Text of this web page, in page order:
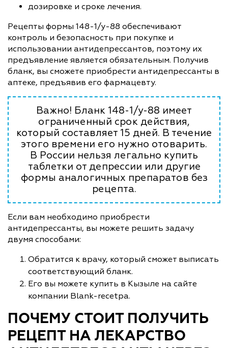
дозировке и сроке лечения.
Рецепты формы 148-1/у-88 обеспечивают
контроль и безопасность при покупке и
использовании антидепрессантов, поэтому их
предъявление является обязательным. Получив
бланк, вы сможете приобрести антидепрессанты в
аптеке, предъявив его фармацевту.
Важно! Бланк 148-1/у-88 имеет
ограниченный срок действия,
который составляет 15 дней. В течение
этого времени его нужно отоварить.
В России нельзя легально купить
таблетки от депрессии или другие
формы аналогичных препаратов без
рецепта.
Если вам необходимо приобрести
антидепрессанты, вы можете решить задачу
двумя способами:
Обратится к врачу, который сможет выписать
соответствующий бланк.
Его вы можете купить в Кызыле на сайте
компании Blank-recetpa.
ПОЧЕМУ СТОИТ ПОЛУЧИТЬ
РЕЦЕПТ НА ЛЕКАРСТВО